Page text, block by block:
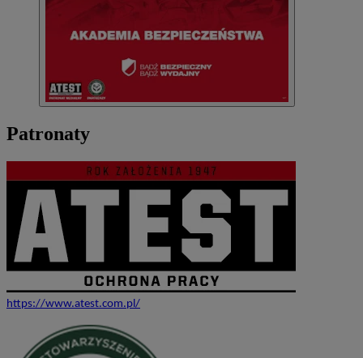
Patronaty
https://www.atest.com.pl/